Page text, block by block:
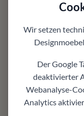
Varianten
Individuell
je nach
auswählbar
geeignet für
offenen
Wir setzen
Der Google
deaktivierter
Webanalyse-
Analytics